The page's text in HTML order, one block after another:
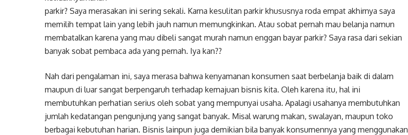
parkir? Saya merasakan ini sering sekali. Karna kesulitan parkir khususnya roda empat akhirnya saya
memilih tempat lain yang lebih jauh namun memungkinkan. Atau sobat pernah mau belanja namun
membatalkan karena yang mau dibeli sangat murah namun enggan bayar parkir? Saya rasa dari sekian
banyak sobat pembaca ada yang pernah. Iya kan??
Nah dari pengalaman ini, saya merasa bahwa kenyamanan konsumen saat berbelanja baik di dalam
maupun di luar sangat berpengaruh terhadap kemajuan bisnis kita. Oleh karena itu, hal ini
membutuhkan perhatian serius oleh sobat yang mempunyai usaha. Apalagi usahanya membutuhkan
jumlah kedatangan pengunjung yang sangat banyak. Misal warung makan, swalayan, maupun toko
berbagai kebutuhan harian. Bisnis lainpun juga demikian bila banyak konsumennya yang menggunakan